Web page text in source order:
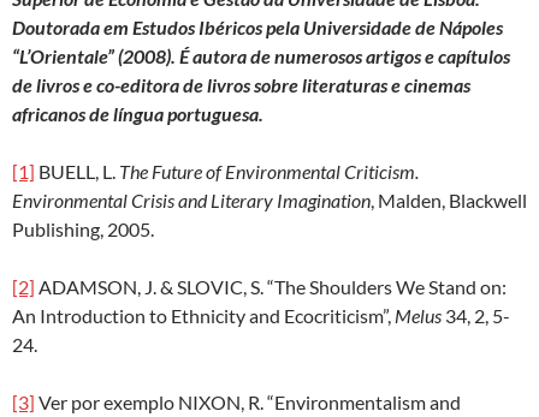
Doutorada em Estudos Ibéricos pela Universidade de Nápoles
“L’Orientale” (2008). É autora de numerosos artigos e capítulos
de livros e co-editora de livros sobre literaturas e cinemas
africanos de língua portuguesa.
[1] BUELL, L. The Future of Environmental Criticism.
Environmental Crisis and Literary Imagination, Malden, Blackwell
Publishing, 2005.
[2] ADAMSON, J. & SLOVIC, S. “The Shoulders We Stand on:
An Introduction to Ethnicity and Ecocriticism”, Melus 34, 2, 5-
24.
[3] Ver por exemplo NIXON, R. “Environmentalism and